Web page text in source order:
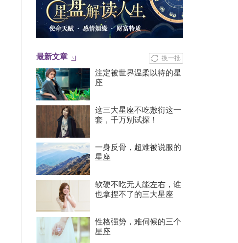
换一批
最新文章
注定被世界温柔以待的星
座
这三大星座不吃敷衍这一
套，千万别试探！
一身反骨，超难被说服的
星座
软硬不吃无人能左右，谁
也拿捏不了的三大星座
性格强势，难伺候的三个
星座